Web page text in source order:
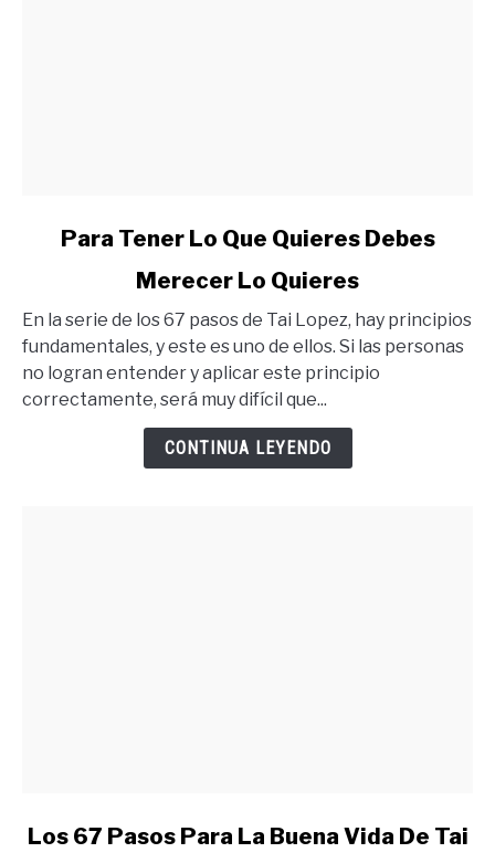
Tener
Lo
Que
Quieres
Para Tener Lo Que Quieres Debes
Merecer Lo Quieres
En la serie de los 67 pasos de Tai Lopez, hay principios
fundamentales, y este es uno de ellos. Si las personas
no logran entender y aplicar este principio
correctamente, será muy difícil que...
CONTINUA LEYENDO
link
Los 67 Pasos Para La Buena Vida De Tai